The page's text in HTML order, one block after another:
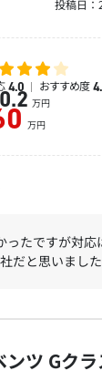
投稿日：
4.0 おすすめ度
万円
万円
ったですが対応
だと思いました
ンツ Gク